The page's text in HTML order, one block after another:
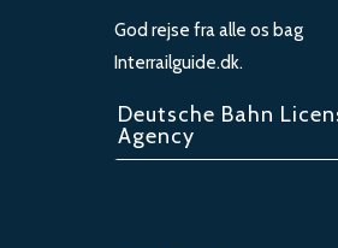
God rejse fra alle os bag
Interrailguide.dk.
Deutsche Bahn
Agency